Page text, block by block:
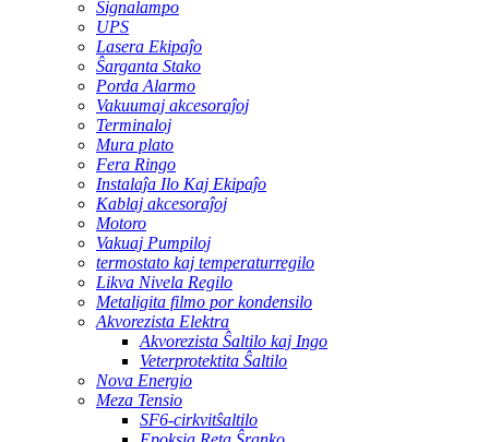
Signalampo
UPS
Lasera Ekipaĵo
Ŝarganta Stako
Porda Alarmo
Vakuumaj akcesoraĵoj
Terminaloj
Mura plato
Fera Ringo
Instalaĵa Ilo Kaj Ekipaĵo
Kablaj akcesoraĵoj
Motoro
Vakuaj Pumpiloj
termostato kaj temperaturregilo
Likva Nivela Regilo
Metaligita filmo por kondensilo
Akvorezista Elektra
Akvorezista Ŝaltilo kaj Ingo
Veterprotektita Ŝaltilo
Nova Energio
Meza Tensio
SF6-cirkvitŝaltilo